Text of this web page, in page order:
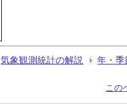
気象観測統計の解説 年・季
この